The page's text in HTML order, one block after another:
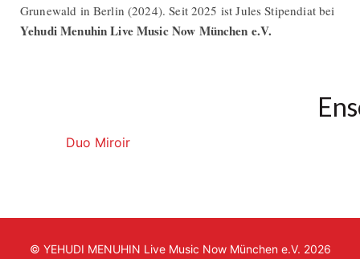
Grunewald in Berlin (2024). Seit 2025 ist Jules Stipendiat bei
Yehudi Menuhin Live Music Now München e.V.
Duo Miroir
© YEHUDI MENUHIN Live Music Now München e.V. 2026